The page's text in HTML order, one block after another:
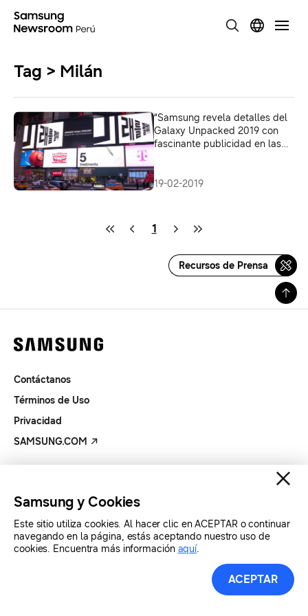
Tag > Milán
“Samsung revela detalles del
Galaxy Unpacked 2019 con
fascinante publicidad en las
19-02-2019
1
Recursos de Prensa
Contáctanos
Términos de Uso
Privacidad
SAMSUNG.COM
Samsung y Cookies
Este sitio utiliza cookies. Al hacer clic en ACEPTAR o continuar
navegando en la página, estás aceptando nuestro uso de
cookies. Encuentra más información aquí.
ACEPTAR